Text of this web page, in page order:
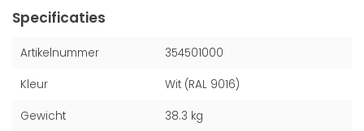
Specificaties
Artikelnummer 354501000
Kleur Wit (RAL 9016)
Gewicht 38.3 kg